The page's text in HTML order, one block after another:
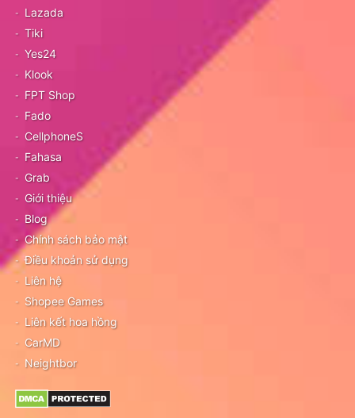
Lazada
Tiki
Yes24
Klook
FPT Shop
Fado
CellphoneS
Fahasa
Grab
Giới thiệu
Blog
Chính sách bảo mật
Điều khoản sử dụng
Liên hệ
Shopee Games
Liên kết hoa hồng
CarMD
Neightbor